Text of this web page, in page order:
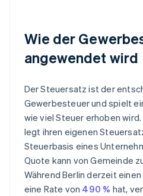
Wie der
angewendet wird
Der Steuersatz ist der
Gewerbesteuer und spielt
wie viel Steuer erhoben
legt ihren eigenen
Steuerbasis eines
Quote kann von Gemeinde
Während Berlin derzeit
eine Rate von 490 % hat,